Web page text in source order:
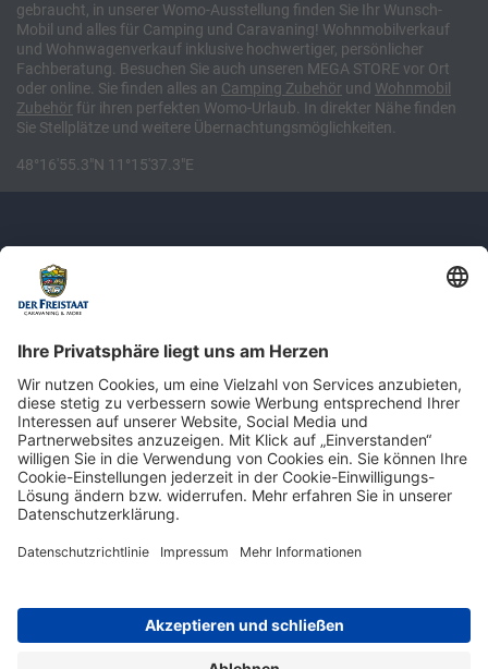
gebraucht, in unserer Womo-Ausstellung finden Sie Ihr Wunsch-
Mobil und alles für Camping und Caravaning! Wohnmobilverkauf
und Wohnwagenverkauf inklusive hochwertiger, persönlicher
Fachberatung. Besuchen Sie auch unseren MEGA STORE vor Ort
oder online. Sie finden alles an Camping Zubehör und Wohnmobil
Zubehör für ihren perfekten Womo-Urlaub. In direkter Nähe finden
Sie Stellplätze und weitere Übernachtungsmöglichkeiten.
48°16'55.3"N 11°15'37.3"E
Newsletter: Jetzt auf
shop.derfreistaat.de anmelden und
einen 5€ Gutschein für unseren Online-
Shop erhalten!*
Impressum Datenschutz Barrierefreiheit